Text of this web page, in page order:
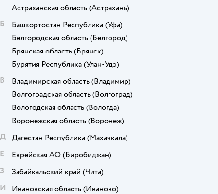
Астраханская область (Астрахань)
Б
Башкортостан Республика (Уфа)
Белгородская область (Белгород)
Брянская область (Брянск)
Бурятия Республика (Улан-Удэ)
В
Владимирская область (Владимир)
Волгоградская область (Волгоград)
Вологодская область (Вологда)
Воронежская область (Воронеж)
Д Дагестан Республика (Махачкала)
Е
Еврейская АО (Биробиджан)
З
Забайкальский край (Чита)
И
Ивановская область (Иваново)